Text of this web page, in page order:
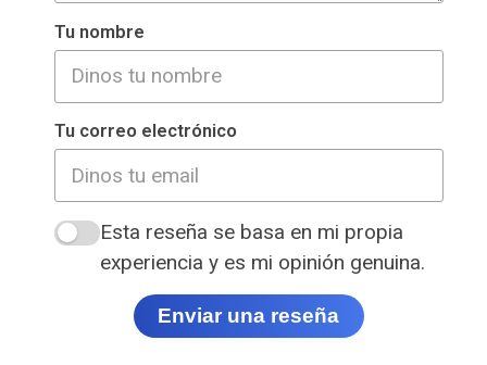
Tu nombre
Tu correo electrónico
Esta reseña se basa en mi propia
experiencia y es mi opinión genuina.
Enviar una reseña